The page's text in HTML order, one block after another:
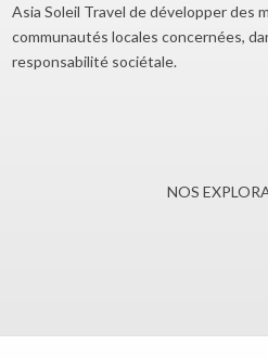
Asia Soleil Travel de développer des
communautés locales concernées,
responsabilité sociétale.
NOS